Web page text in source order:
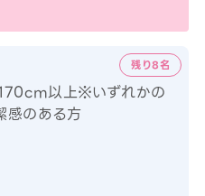
以上※いずれかの
感のある方
残り8名